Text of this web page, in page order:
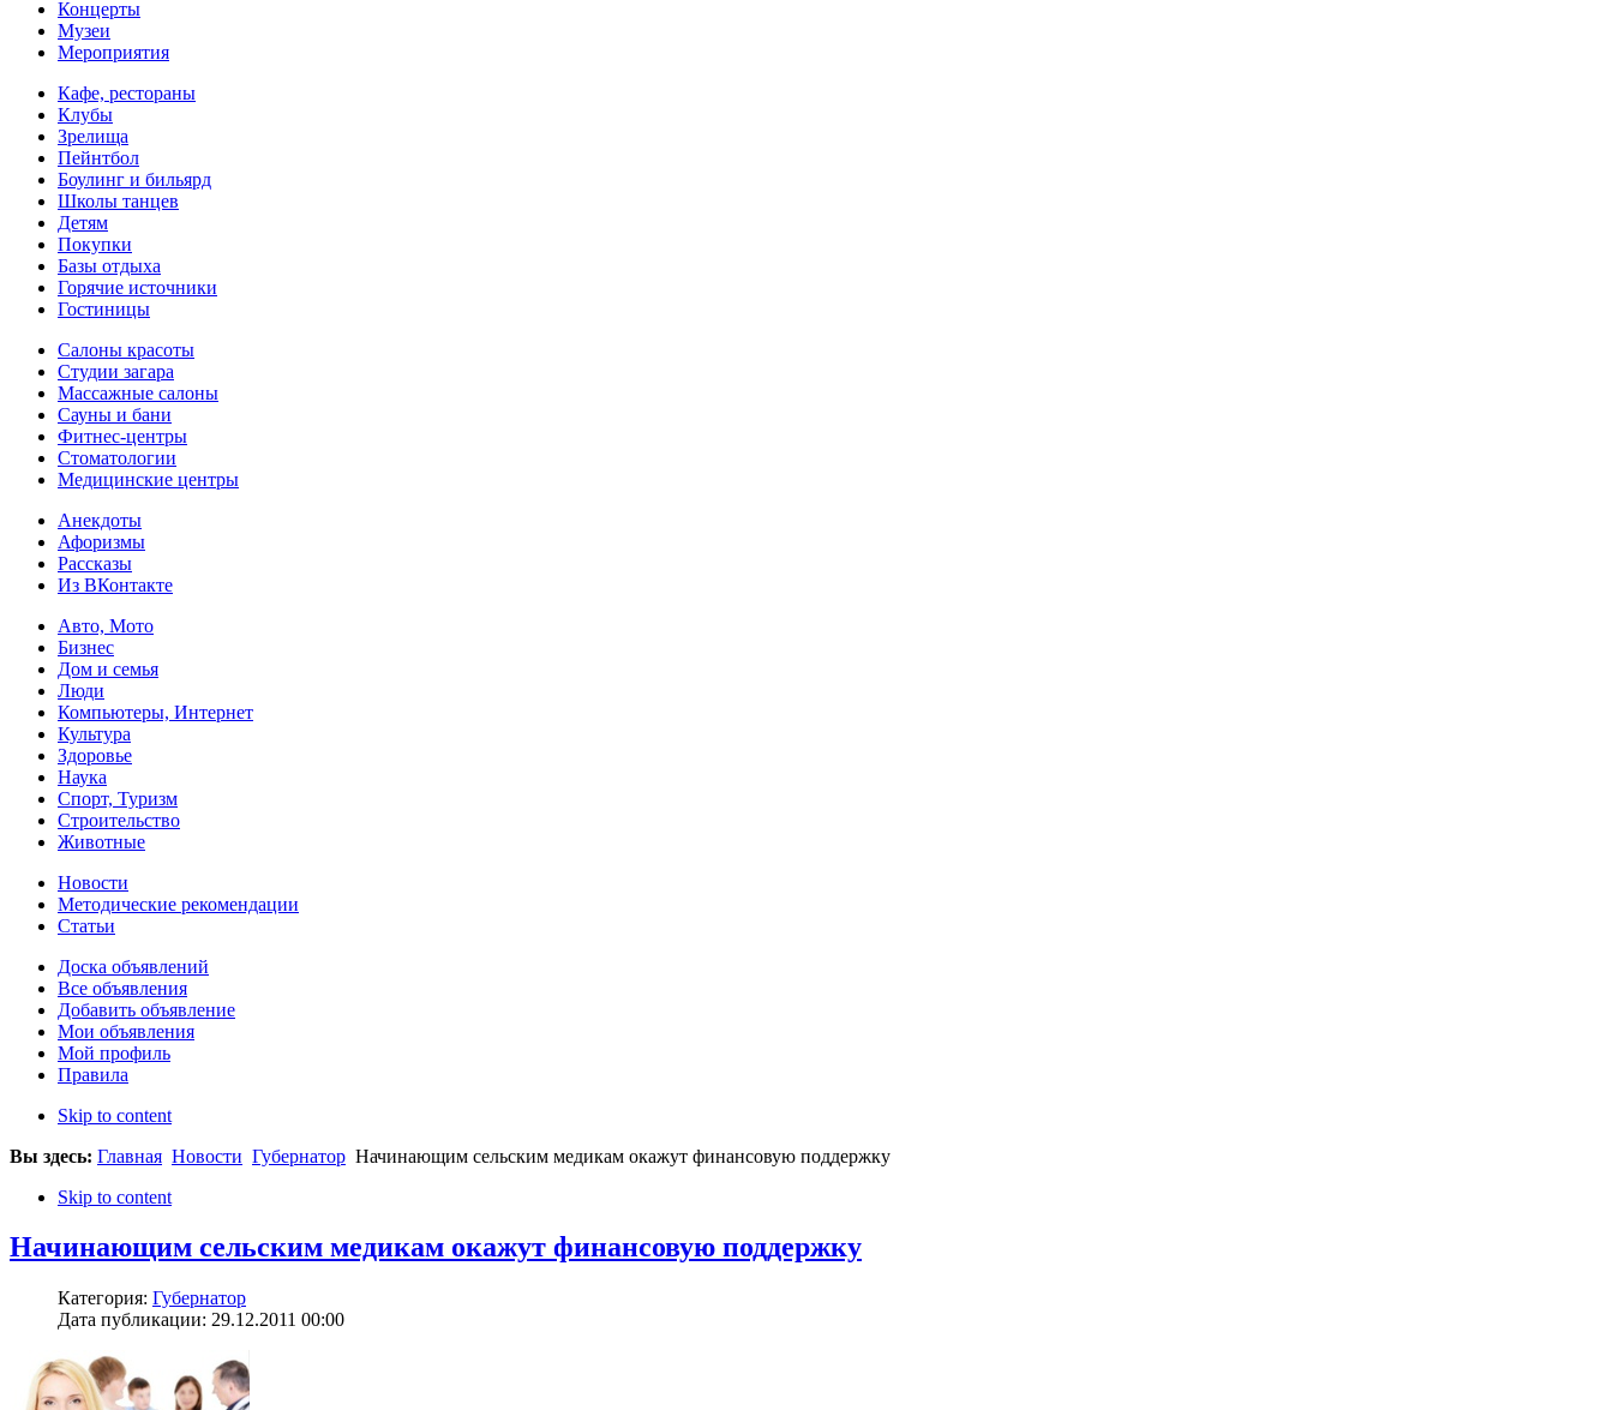
Концерты
Музеи
Мероприятия
Кафе, рестораны
Клубы
Зрелища
Пейнтбол
Боулинг и бильярд
Школы танцев
Детям
Покупки
Базы отдыха
Горячие источники
Гостиницы
Салоны красоты
Студии загара
Массажные салоны
Сауны и бани
Фитнес-центры
Стоматологии
Медицинские центры
Анекдоты
Афоризмы
Рассказы
Из ВКонтакте
Авто, Мото
Бизнес
Дом и семья
Люди
Компьютеры, Интернет
Культура
Здоровье
Наука
Спорт, Туризм
Строительство
Животные
Новости
Методические рекомендации
Статьи
Доска объявлений
Все объявления
Добавить объявление
Мои объявления
Мой профиль
Правила
Skip to content
Вы здесь: Главная Новости Губернатор Начинающим сельским медикам окажут финансовую поддержку
Skip to content
Начинающим сельским медикам окажут финансовую поддержку
Категория: Губернатор
Дата публикации: 29.12.2011 00:00